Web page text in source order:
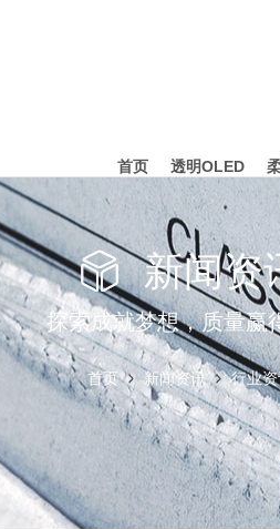
首页 透明OLED
新闻资
探索成就梦想，质量赢
首页 新闻资讯 行业